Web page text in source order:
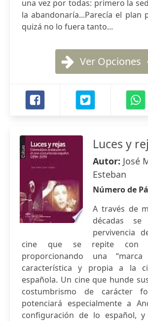
una vez por todas: primero la
la abandonaría...Parecía el plan
quizá no lo fuera tanto...
Ver Opciones
Luces y
Autor: José
Esteban
Número de
A través de
décadas
pervivencia
cine que se repite con
proporcionando una
característica y propia a la
española. Un cine que hunde
costumbrismo de carácter
potenciará especialmente a
configuración de lo español, y